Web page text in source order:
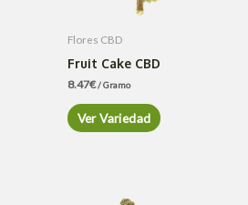
Flores CBD
Fruit Cake CBD
8.47€/ Gramo
Ver Variedad